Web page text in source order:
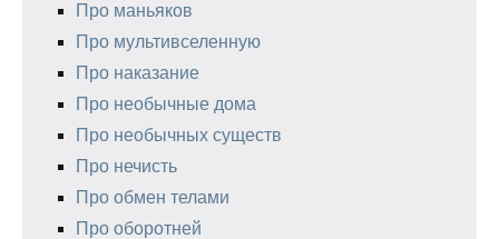
Про маньяков
Про мультивселенную
Про наказание
Про необычные дома
Про необычных существ
Про нечисть
Про обмен телами
Про оборотней